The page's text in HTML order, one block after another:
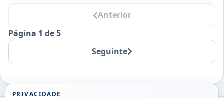
Anterior
Página 1 de 5
Seguinte
PRIVACIDADE